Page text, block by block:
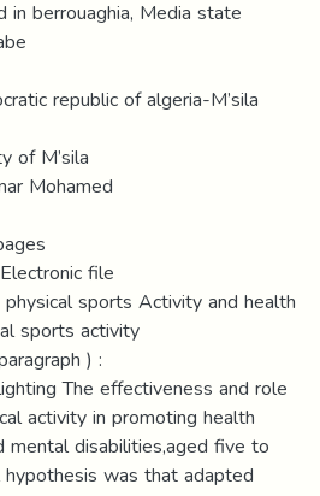
berrouaghia, Media state
republic of algeria-M’sila
of M’sila
Mohamed
file
sports Activity and health
sports activity
) :
The effectiveness and role
activity in promoting health
mental disabilities,aged five to
was that adapted